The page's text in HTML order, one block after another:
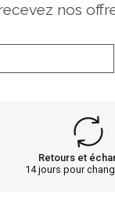
nos
Retours et
14 jours pour